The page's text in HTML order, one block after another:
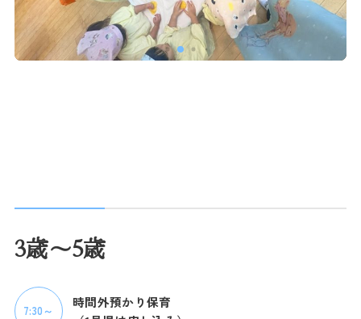
3歳～5歳
7:30～
時間外預かり保育